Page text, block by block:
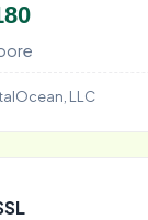
LLC